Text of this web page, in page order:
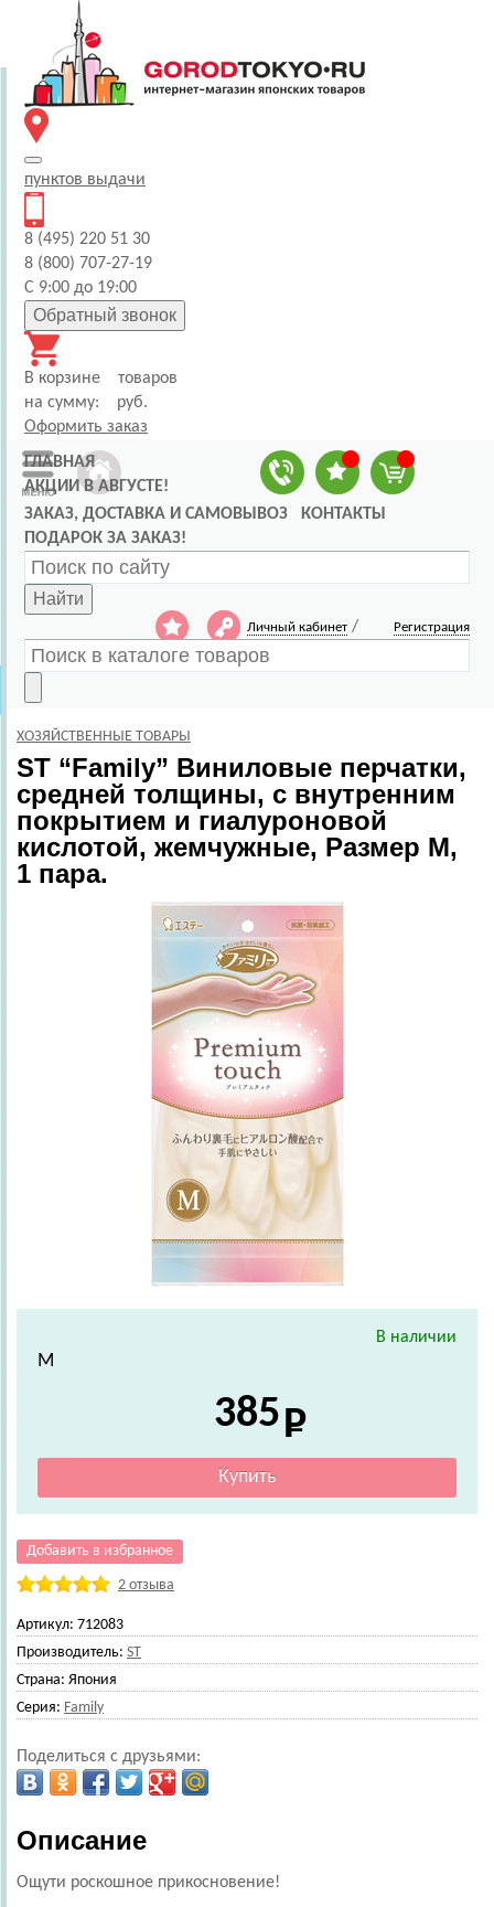
пунктов выдачи
8 (495) 220 51 30
8 (800) 707-27-19
С 9:00 до 19:00
Обратный звонок
В корзине
товаров
на сумму:
руб.
Оформить заказ
ГЛАВНАЯ
АКЦИИ В АВГУСТЕ!
ЗАКАЗ, ДОСТАВКА И САМОВЫВОЗ
КОНТАКТЫ
ПОДАРОК ЗА ЗАКАЗ!
Найти
Личный кабинет / Регистрация
ХОЗЯЙСТВЕННЫЕ ТОВАРЫ
ST “Family” Виниловые перчатки,
средней толщины, с внутренним
покрытием и гиалуроновой
кислотой, жемчужные, Размер M,
1 пара.
В наличии
М
385
Добавить в избранное
2 отзыва
Артикул: 712083
Производитель: ST
Страна: Япония
Серия: Family
Поделиться с друзьями:
Описание
Ощути роскошное прикосновение!